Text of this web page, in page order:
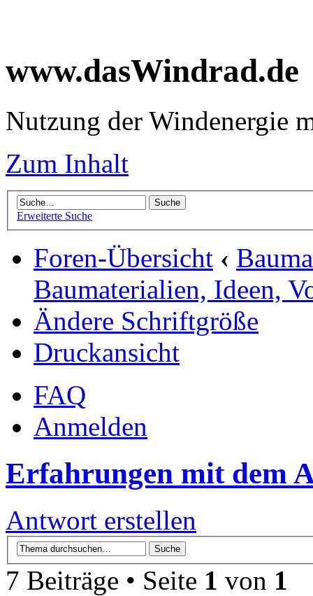
www.dasWindrad.de
Nutzung der Windenergie
Zum Inhalt
Erweiterte Suche
Foren-Übersicht ‹
Baumaterialien, Ideen,
Ändere Schriftgröße
Druckansicht
FAQ
Anmelden
Erfahrungen mit dem
Antwort erstellen
7 Beiträge • Seite 1 von 1